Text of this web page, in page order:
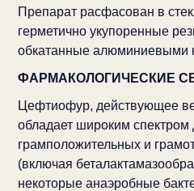
Препарат расфасован в
герметично укупоренные
обкатанные алюминиевыми
ФАРМАКОЛОГИЧЕСКИЕ
Цефтиофур, действующее
обладает широким
грамположительных и
(включая
некоторые анаэробные